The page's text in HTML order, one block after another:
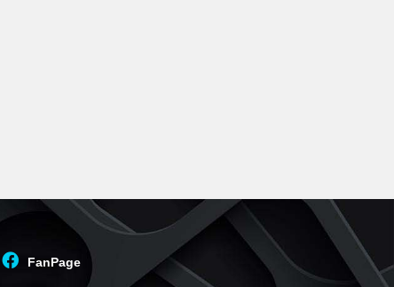
FanPage